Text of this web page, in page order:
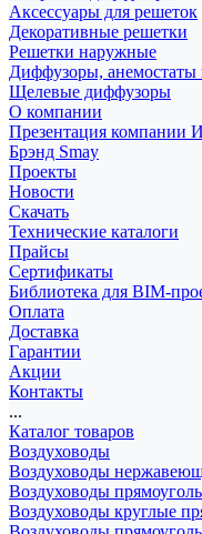
Аксессуары для решеток
Декоративные решетки
Решетки наружные
Диффузоры, анемостаты
Щелевые диффузоры
О компании
Презентация компании
Брэнд Smay
Проекты
Новости
Скачать
Технические каталоги
Прайсы
Сертификаты
Библиотека для BIM-
Оплата
Доставка
Гарантии
Акции
Контакты
...
Каталог товаров
Воздуховоды
Воздуховоды
Воздуховоды
Воздуховоды круглые